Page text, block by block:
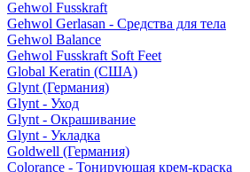
Gehwol Fusskraft
Gehwol Gerlasan - Средства для тела
Gehwol Balance
Gehwol Fusskraft Soft Feet
Global Keratin (США)
Glynt (Германия)
Glynt - Уход
Glynt - Окрашивание
Glynt - Укладка
Goldwell (Германия)
Colorance - Тонирующая крем-краска